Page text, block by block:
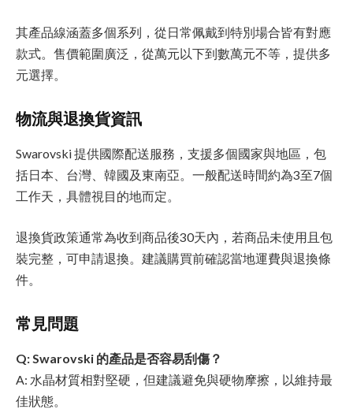
其產品線涵蓋多個系列，從日常佩戴到特別場合皆有對應
款式。售價範圍廣泛，從萬元以下到數萬元不等，提供多
元選擇。
物流與退換貨資訊
Swarovski 提供國際配送服務，支援多個國家與地區，包
括日本、台灣、韓國及東南亞。一般配送時間約為3至7個
工作天，具體視目的地而定。
退換貨政策通常為收到商品後30天內，若商品未使用且包
裝完整，可申請退換。建議購買前確認當地運費與退換條
件。
常見問題
Q: Swarovski 的產品是否容易刮傷？
A: 水晶材質相對堅硬，但建議避免與硬物摩擦，以維持最
佳狀態。